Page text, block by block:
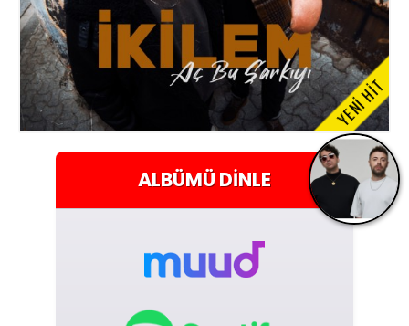
YENİ HİT
ALBÜMÜDINLE